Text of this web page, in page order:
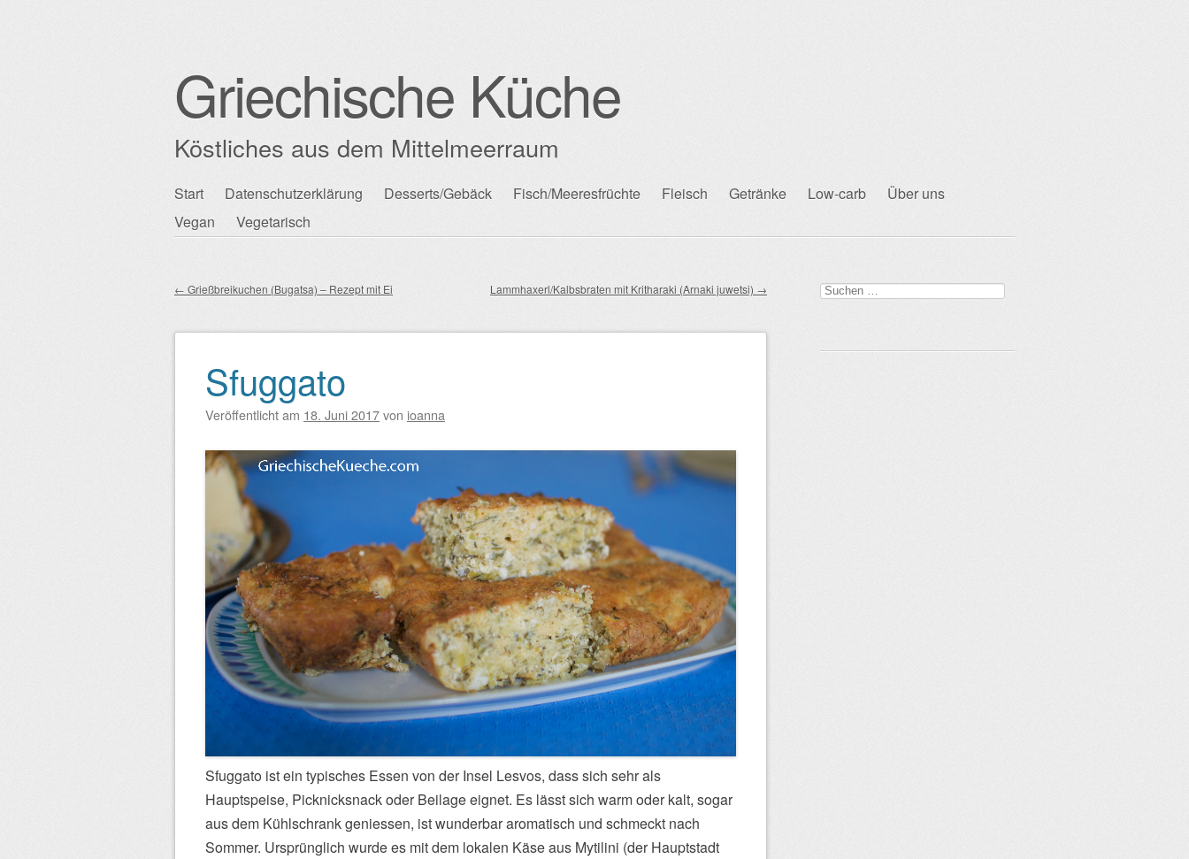
Griechische Küche
Köstliches aus dem Mittelmeerraum
Hauptmenü
Zum
Inhalt
Start Datenschutzerklärung Desserts/Gebäck Fisch/Meeresfrüchte Fleisch Getränke Low-carb
Über uns
Vegan
Vegetarisch
Beitragsnavigation
← Grießbreikuchen (Bugatsa) – Rezept mit Ei Lammhaxerl/Kalbsbraten mit Kritharaki (Arnaki juwetsi) →
Sfuggato
Veröffentlicht am 18. Juni 2017von ioanna
Sfuggato ist ein typisches Essen von der Insel Lesvos, dass sich sehr als
Hauptspeise, Picknicksnack oder Beilage eignet. Es lässt sich warm oder kalt, sogar
aus dem Kühlschrank geniessen, ist wunderbar aromatisch und schmeckt nach
Sommer. Ursprünglich wurde es mit dem lokalen Käse aus Mytilini (der Hauptstadt
Suchen
nach: